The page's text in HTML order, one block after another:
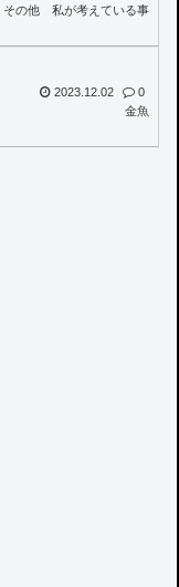
その他
私が考えている事
2023.12.02
0
金魚